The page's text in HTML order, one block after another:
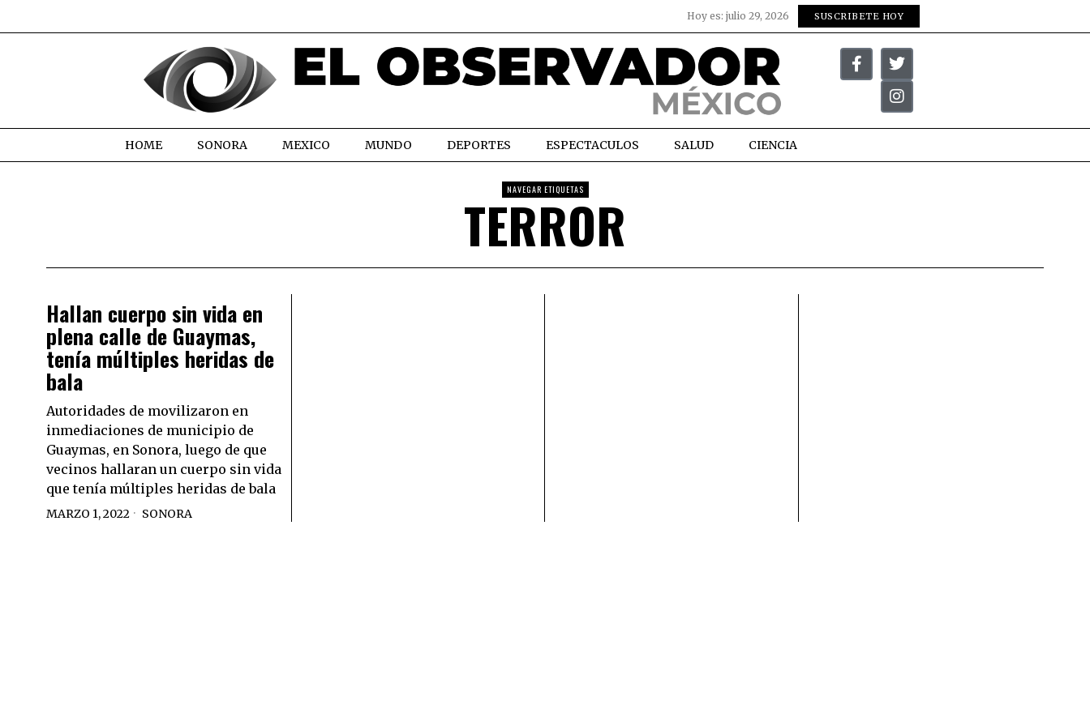
Hoy es: julio 29, 2026 SUSCRIBETE HOY
HOME SONORA MEXICO MUNDO DEPORTES ESPECTACULOS SALUD CIENCIA
NAVEGAR ETIQUETAS
TERROR
Hallan cuerpo sin vida en
plena calle de Guaymas,
tenía múltiples heridas de
bala
Autoridades de movilizaron en
inmediaciones de municipio de
Guaymas, en Sonora, luego de que
vecinos hallaran un cuerpo sin vida
que tenía múltiples heridas de bala
MARZO 1, 2022 SONORA